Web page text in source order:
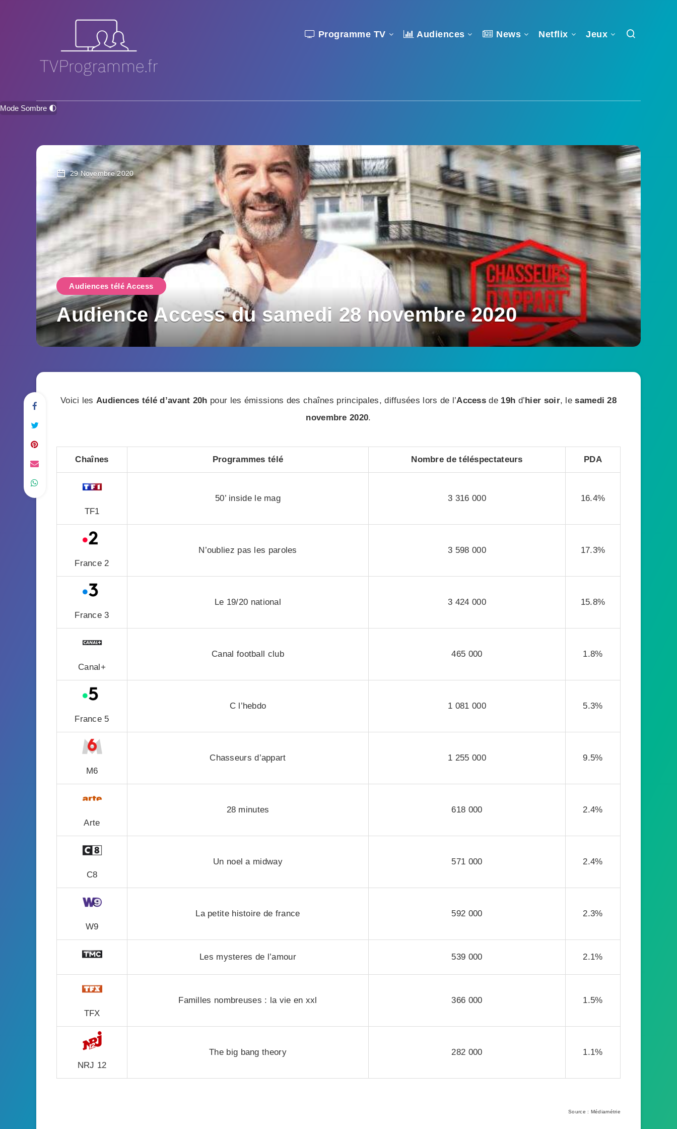
Programme TV Audiences News Netflix Jeux
Mode Sombre 🌓
29 Novembre 2020
Audiences télé Access
Audience Access du samedi 28 novembre 2020
Voici les Audiences télé d’avant 20h pour les émissions des chaînes principales, diffusées lors de l’Access de 19h d’hier soir, lesamedi 28
novembre 2020.
Chaînes Programmes télé Nombre de téléspectateurs PDA
TF1
50’ inside le mag 3 316 000 16.4%
France 2
N’oubliez pas les paroles 3 598 000 17.3%
France 3
Le 19/20 national 3 424 000 15.8%
Canal+
Canal football club 465 000 1.8%
France 5
C l’hebdo 1 081 000 5.3%
M6
Chasseurs d’appart 1 255 000 9.5%
Arte
28 minutes 618 000 2.4%
C8
Un noel a midway 571 000 2.4%
W9
La petite histoire de france 592 000 2.3%
Les mysteres de l’amour 539 000 2.1%
TFX
Familles nombreuses : la vie en xxl 366 000 1.5%
NRJ 12
The big bang theory 282 000 1.1%
Source : Médiamétrie